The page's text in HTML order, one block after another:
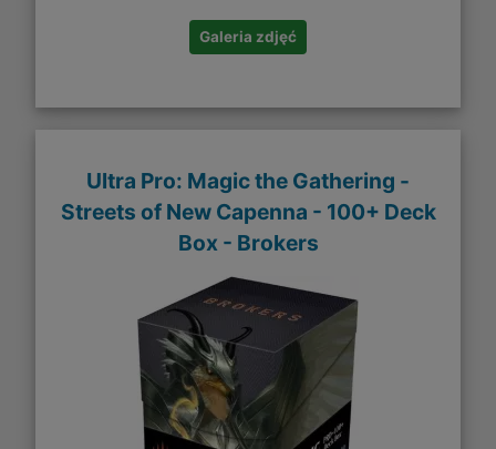
Galeria zdjęć
Ultra Pro: Magic the Gathering -
Streets of New Capenna - 100+ Deck
Box - Brokers